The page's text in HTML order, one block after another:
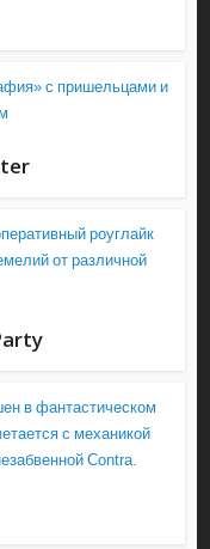
с пришельцами и
роуглайк
от различной
в фантастическом
с механикой
Contra.